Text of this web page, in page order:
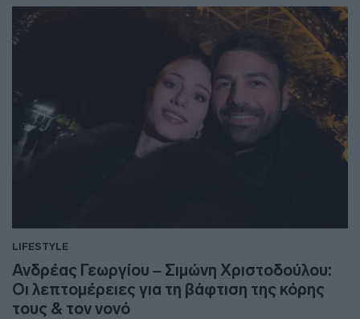
LIFESTYLE
Ανδρέας Γεωργίου – Σιμώνη Χριστοδούλου:
Οι λεπτομέρειες για τη βάφτιση της κόρης
τους & τον νονό